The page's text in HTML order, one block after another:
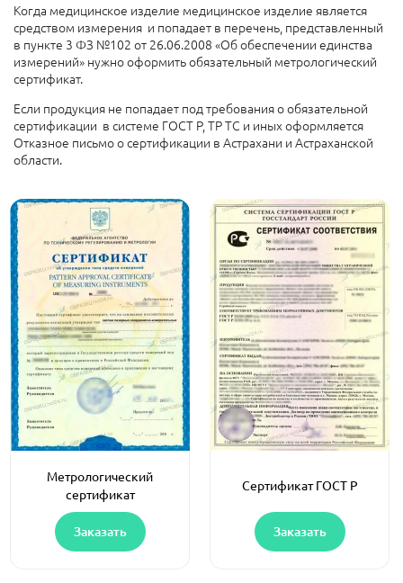
Когда медицинское изделие медицинское изделие является
средством измерения и попадает в перечень, представленный
в пункте 3 ФЗ №102 от 26.06.2008 «Об обеспечении единства
измерений» нужно оформить обязательный метрологический
сертификат.
Если продукция не попадает под требования о обязательной
сертификации в системе ГОСТ Р, ТР ТС и иных оформляется
Отказное письмо о сертификации в Астрахани и Астраханской
области.
Метрологический
сертификат
Заказать
Сертификат ГОСТ Р
Заказать